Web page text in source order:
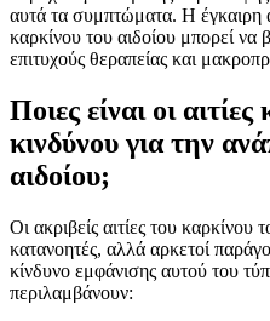
αυτά τα συμπτώματα. Η έγκαιρη
καρκίνου του αιδοίου μπορεί να
επιτυχούς θεραπείας και
Ποιες είναι οι
κινδύνου για την
αιδοίου;
Οι ακριβείς αιτίες του καρκίνου
κατανοητές, αλλά αρκετοί
κίνδυνο εμφάνισης αυτού του
περιλαμβάνουν: